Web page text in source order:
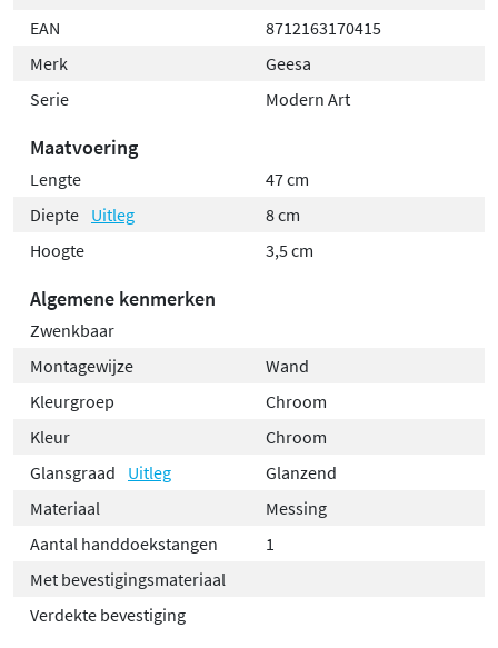
EAN
8712163170415
Merk
Geesa
Serie
Modern Art
Maatvoering
Lengte
47 cm
Diepte Uitleg
8 cm
Hoogte
3,5 cm
Algemene kenmerken
Zwenkbaar
Montagewijze
Wand
Kleurgroep
Chroom
Kleur
Chroom
Glansgraad
Uitleg
Glanzend
Materiaal
Messing
Aantal handdoekstangen
1
Met bevestigingsmateriaal
Verdekte bevestiging